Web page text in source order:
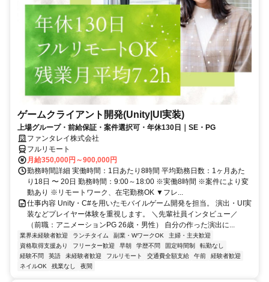
ゲームクライアント開発(Unity|UI実装)
上場グループ・前給保証・案件選択可・年休130日｜SE・PG
ファンタレイ株式会社
フルリモート
月給350,000円～900,000円
勤務時間詳細 実働時間：1日あたり8時間 平均勤務日数：1ヶ月あた
り18日 〜 20日 勤務時間：9:00～18:00 ※実働8時間 ※案件により変
動あり ※リモートワーク、在宅勤務OK ▼フレ...
仕事内容 Unity・C#を用いたモバイルゲーム開発を担当。 演出・UI実
装などプレイヤー体験を重視します。 ＼先輩社員インタビュー／
（前職：アニメーションPG 26歳・男性） 自分の作った演出に...
業界未経験者歓迎 ランチタイム 副業・WワークOK
主婦・主夫歓迎
資格取得支援あり
フリーター歓迎 早朝 学歴不問 固定時間制
転勤なし
経験不問
英語 未経験者歓迎 フルリモート 交通費全額支給 午前
経験者歓迎
ネイルOK
残業なし 夜間